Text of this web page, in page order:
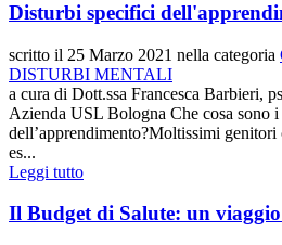
Disturbi specifici
scritto il 25 Marzo 2021 nella categoria
DISTURBI MENTALI
a cura di Dott.ssa Francesca Barbieri,
Azienda USL Bologna Che cosa sono
dell’apprendimento?Moltissimi
es...
Leggi tutto
Il Budget di Salute: un